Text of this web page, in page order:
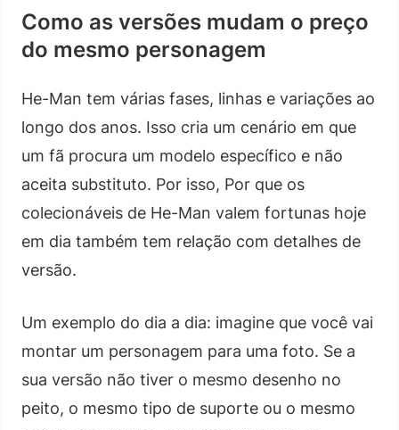
Como as versões mudam o preço
do mesmo personagem
He-Man tem várias fases, linhas e variações ao
longo dos anos. Isso cria um cenário em que
um fã procura um modelo específico e não
aceita substituto. Por isso, Por que os
colecionáveis de He-Man valem fortunas hoje
em dia também tem relação com detalhes de
versão.
Um exemplo do dia a dia: imagine que você vai
montar um personagem para uma foto. Se a
sua versão não tiver o mesmo desenho no
peito, o mesmo tipo de suporte ou o mesmo